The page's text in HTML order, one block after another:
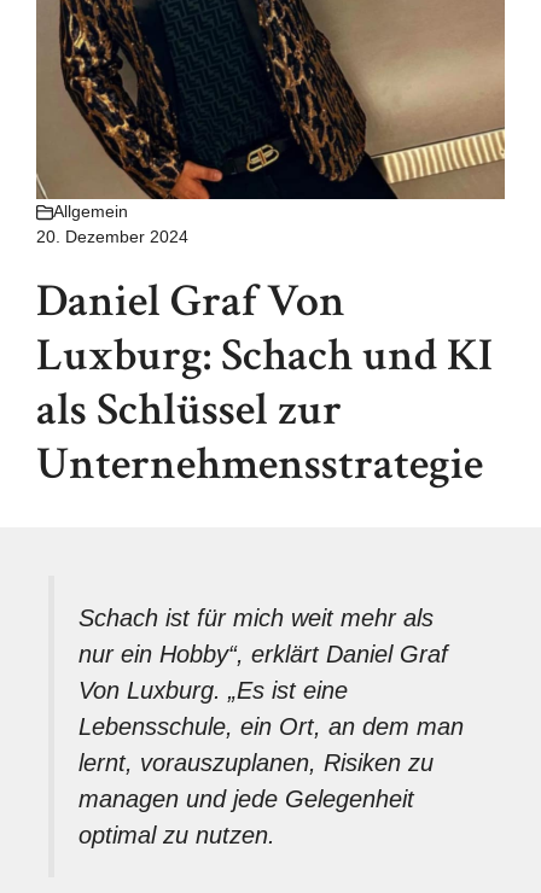
Allgemein
20. Dezember 2024
Daniel Graf Von
Luxburg: Schach und KI
als Schlüssel zur
Unternehmensstrategie
Schach ist für mich weit mehr als
nur ein Hobby“, erklärt Daniel Graf
Von Luxburg. „Es ist eine
Lebensschule, ein Ort, an dem man
lernt, vorauszuplanen, Risiken zu
managen und jede Gelegenheit
optimal zu nutzen.